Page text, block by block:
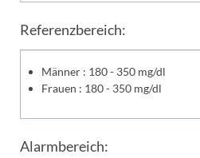
Referenzbereich:
Männer : 180 - 350 mg/dl
Frauen : 180 - 350 mg/dl
Alarmbereich: